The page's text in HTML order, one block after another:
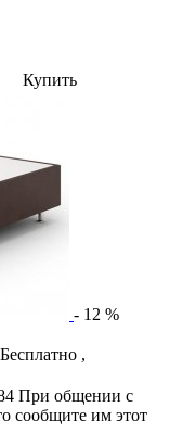
Купить
- 12 %
Бесплатно ,
При общении с
сообщите им этот